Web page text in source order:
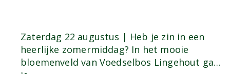
Zaterdag 22 augustus | Heb je zin in een
heerlijke zomermiddag? In het mooie
bloemenveld van Voedselbos Lingehout ga
je…